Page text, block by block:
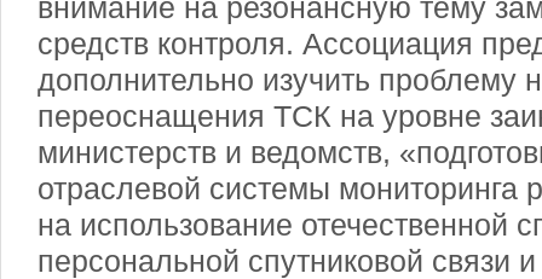
внимание на резонансную тему
средств контроля. Ассоциация
дополнительно изучить проблему
переоснащения ТСК на уровне
министерств и ведомств,
отраслевой системы мониторинга
на использование отечественной
персональной спутниковой связи